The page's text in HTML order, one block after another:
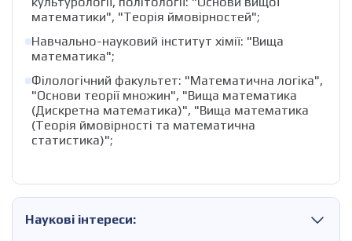
математики", "Теорія ймовірностей";
Навчально-науковий інститут хімії: "Вища
математика";
Філологічний факультет: "Математична логіка",
"Основи теорії множин", "Вища математика
(Дискретна математика)", "Вища математика
(Теорія ймовірності та математична
статистика)";
Наукові інтереси: